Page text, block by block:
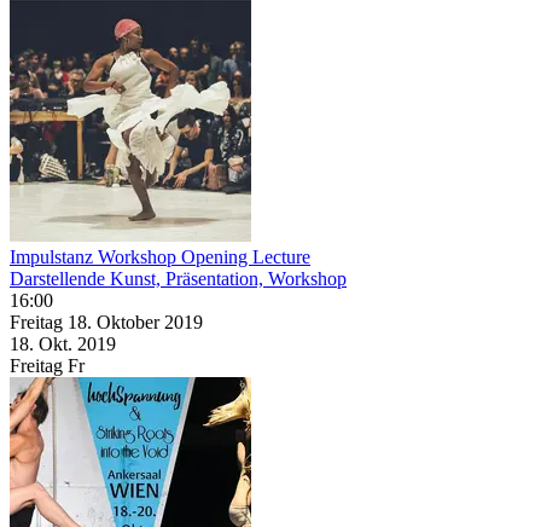
Impulstanz Workshop Opening Lecture
Darstellende Kunst, Präsentation, Workshop
16:00
Freitag 18. Oktober 2019
18. Okt. 2019
Freitag Fr